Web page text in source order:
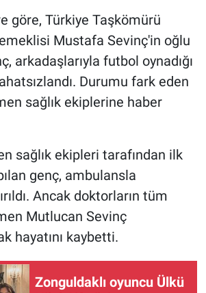
göre, Türkiye Taşkömürü
Mustafa Sevinç'in oğlu
arkadaşlarıyla futbol oynadığı
Durumu fark eden
sağlık ekiplerine haber
sağlık ekipleri tarafından ilk
genç, ambulansla
Ancak doktorların tüm
Mutlucan Sevinç
hayatını kaybetti.
Zonguldaklı oyuncu Ülkü